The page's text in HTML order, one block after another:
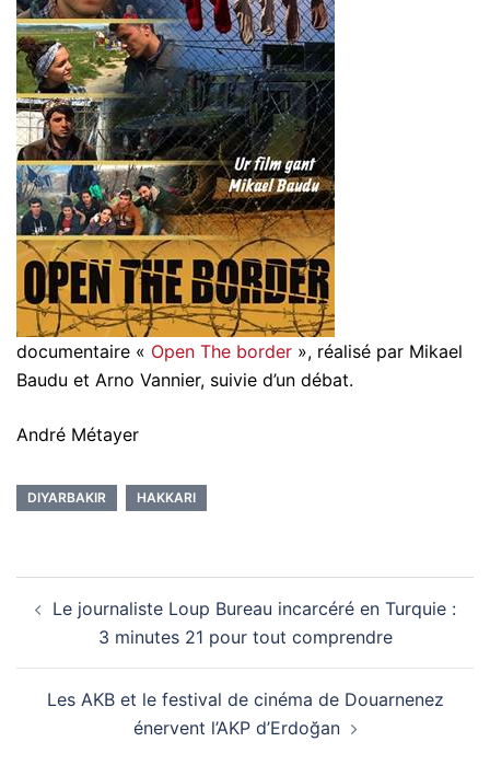
documentaire « Open The border », réalisé par Mikael
Baudu et Arno Vannier, suivie d’un débat.
André Métayer
DIYARBAKIR HAKKARI
d’article
Le journaliste Loup Bureau incarcéré en Turquie :
3 minutes 21 pour tout comprendre
Les AKB et le festival de cinéma de Douarnenez
énervent l’AKP d’Erdoğan